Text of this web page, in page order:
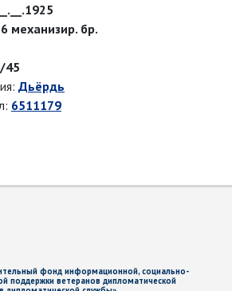
__.__.1925
механизир. бр.
45
Дьёрдь
6511179
фонд информационной, социально-
поддержки ветеранов дипломатической